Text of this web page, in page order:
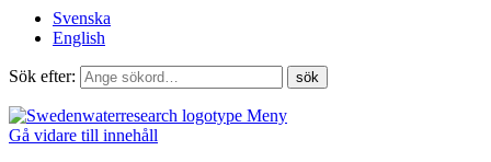
Svenska
English
Sök efter:
Meny
Gå vidare till innehåll